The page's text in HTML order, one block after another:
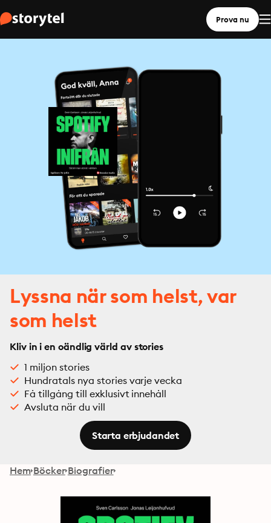
Prova nu
Lyssna när som helst, var
som helst
Kliv in i en oändlig värld av stories
1 miljon stories
Hundratals nya stories varje vecka
Få tillgång till exklusivt innehåll
Avsluta när du vill
Starta erbjudandet
Hem Böcker Biografier